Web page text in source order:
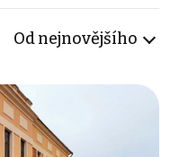
Od nejnovějšího